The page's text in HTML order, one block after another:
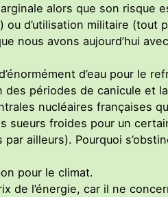
alors que son risque
d’utilisation militaire (tout
nous avons aujourd’hui
d’eau pour le
périodes de canicule et
nucléaires françaises
sueurs froides pour un
ailleurs). Pourquoi
pour le climat.
de l’énergie, car il ne